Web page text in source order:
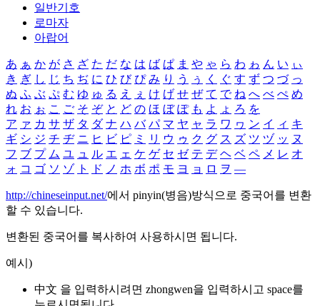
일반기호
로마자
아랍어
あ ぁ か が さ ざ た だ な は ば ぱ ま や ゃ ら わ ゎ ん い ぃ
き ぎ し じ ち ぢ に ひ び ぴ み り う ぅ く ぐ す ず つ づ っ
ぬ ふ ぶ ぷ む ゆ ゅ る え ぇ け げ せ ぜ て で ね へ べ ぺ め
れ お ぉ こ ご そ ぞ と ど の ほ ぼ ぽ も よ ょ ろ を
ア ァ カ サ ザ タ ダ ナ ハ バ パ マ ヤ ャ ラ ワ ヮ ン イ ィ キ
ギ シ ジ チ ヂ ニ ヒ ビ ピ ミ リ ウ ゥ ク グ ス ズ ツ ヅ ッ ヌ
フ ブ プ ム ユ ュ ル エ ェ ケ ゲ セ ゼ テ デ ヘ ベ ペ メ レ オ
ォ コ ゴ ソ ゾ ト ド ノ ホ ボ ポ モ ヨ ョ ロ ヲ ―
http://chineseinput.net/에서 pinyin(병음)방식으로 중국어를 변환
할 수 있습니다.
변환된 중국어를 복사하여 사용하시면 됩니다.
예시)
中文 을 입력하시려면 zhongwen을 입력하시고 space를